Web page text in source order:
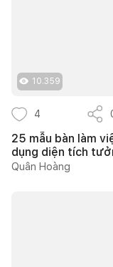
10.359
4
25 mẫu bàn làm
dụng diện tích
Quân Hoàng